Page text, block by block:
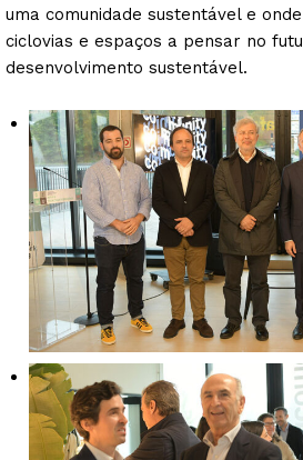
uma comunidade sustentável e
ciclovias e espaços a pensar no
desenvolvimento sustentável.